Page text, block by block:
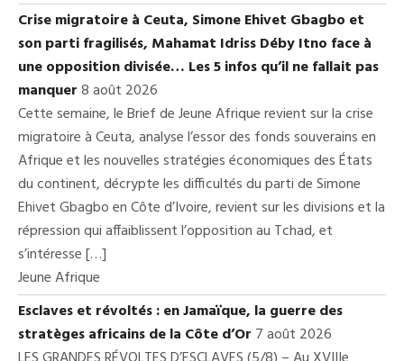
Crise migratoire à Ceuta, Simone Ehivet Gbagbo et
son parti fragilisés, Mahamat Idriss Déby Itno face à
une opposition divisée… Les 5 infos qu’il ne fallait pas
manquer8 août 2026
Cette semaine, le Brief de Jeune Afrique revient sur la crise
migratoire à Ceuta, analyse l’essor des fonds souverains en
Afrique et les nouvelles stratégies économiques des États
du continent, décrypte les difficultés du parti de Simone
Ehivet Gbagbo en Côte d’Ivoire, revient sur les divisions et la
répression qui affaiblissent l’opposition au Tchad, et
s’intéresse […]
Jeune Afrique
Esclaves et révoltés : en Jamaïque, la guerre des
stratèges africains de la Côte d’Or 7 août 2026